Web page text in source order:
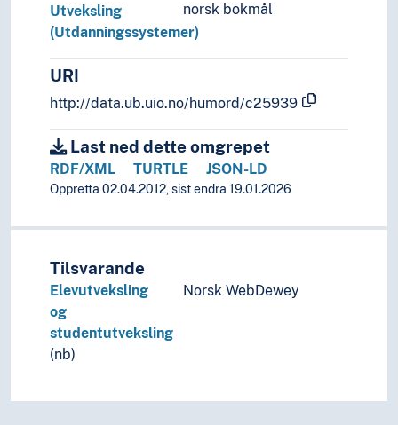
norsk bokmål
Utveksling
(Utdanningssystemer)
URI
http://data.ub.uio.no/humord/c25939
Last ned dette omgrepet
RDF/XML TURTLE JSON-LD
Oppretta 02.04.2012, sist endra 19.01.2026
Tilsvarande
Elevutveksling
og
studentutveksling
(nb)
Norsk WebDewey